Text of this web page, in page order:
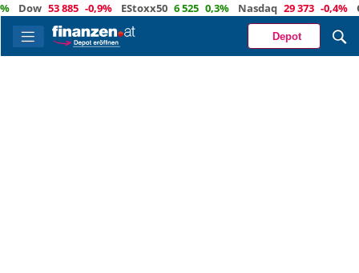
Dow 53 885 -0,9% EStoxx50 6 525 0,3% Nasdaq 29 373 -0,4% Öl
Depot